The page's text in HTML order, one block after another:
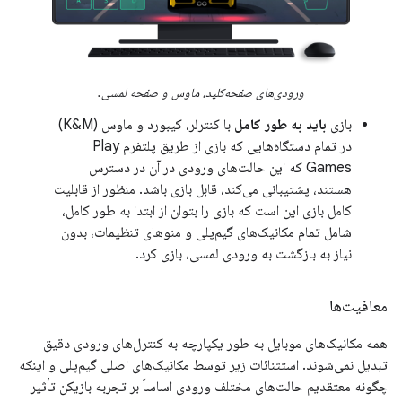
ورودی‌های صفحه‌کلید، ماوس و صفحه لمسی.
بازی باید به طور کامل
با کنترلر، کیبورد و ماوس (K&M)
در تمام دستگاه‌هایی که بازی از طریق پلتفرم Play
Games که این حالت‌های ورودی در آن در دسترس
هستند، پشتیبانی می‌کند، قابل بازی باشد. منظور از قابلیت
کامل بازی این است که بازی را بتوان از ابتدا به طور کامل،
شامل تمام مکانیک‌های گیم‌پلی و منوهای تنظیمات، بدون
نیاز به بازگشت به ورودی لمسی، بازی کرد.
معافیت‌ها
همه مکانیک‌های موبایل به طور یکپارچه به کنترل‌های ورودی دقیق
تبدیل نمی‌شوند. استثنائات زیر توسط مکانیک‌های اصلی گیم‌پلی و اینکه
چگونه معتقدیم حالت‌های مختلف ورودی اساساً بر تجربه بازیکن تأثیر